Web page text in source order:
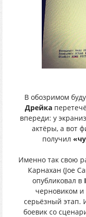
В обозримом
Дрейка
впереди: у
актёры, а вот
получил
Именно так свою
Карнахан (Joe
опубликовал в
черновиком и
серьёзный этап.
боевик со